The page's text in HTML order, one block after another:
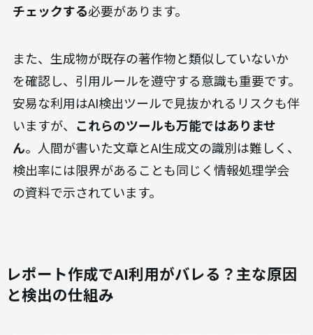
チェックする必要があります。
また、生成物が既存の著作物と類似していないか
を確認し、引用ルールを遵守する意識も重要です。
安易な利用はAI検出ツールで見抜かれるリスクも伴
いますが、 これらのツールも万能ではありませ
ん。人間が書いた文章とAI生成文の識別は難しく、
検出率には限界があることも同じく情報処理学会
の資料で示されています。
レポート作成でAI利用がバレる？主な原因
と検出の仕組み